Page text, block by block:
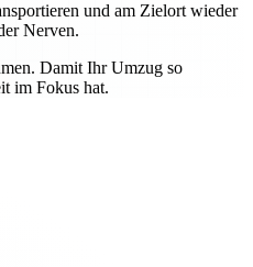
und am Zielort wieder
Nerven.
Damit Ihr Umzug so
im Fokus hat.